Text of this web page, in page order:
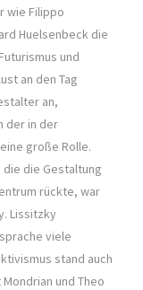
wie Filippo
Huelsenbeck die
und
an den Tag
an,
der in der
große Rolle.
die Gestaltung
rückte, war
Lissitzky
viele
stand auch
und Theo